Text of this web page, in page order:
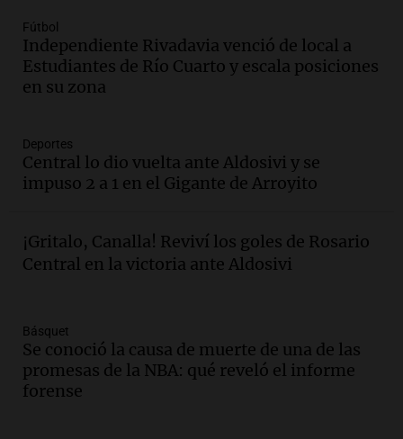
Audio.
Congreso y evacuación por derrame de
oxígeno en Montecastro
Panorama Federal
y llega avión para escuelas de la décima
brigada aérea
Panorama Federal
Audio.La justicia reconoce al COVID
como enfermedad laboral tras la muerte
Audio.Aumento de tarifas de luz en San
Luis a partir de agosto por nueva
regulación de la energía
Fútbol
Independiente Rivadavia venció de local a
Estudiantes de Río Cuarto y escala posiciones
en su zona
Deportes
Central lo dio vuelta ante Aldosivi y se
impuso 2 a 1 en el Gigante de Arroyito
¡Gritalo, Canalla! Reviví los goles de Rosario
Central en la victoria ante Aldosivi
Básquet
Se conoció la causa de muerte de una de las
promesas de la NBA: qué reveló el informe
forense